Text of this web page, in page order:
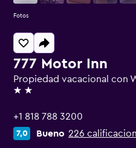
777 Motor Inn
Propiedad vacacional con
2 estrellas
+1 818 788 3200
7,0 Bueno 226
Fotos